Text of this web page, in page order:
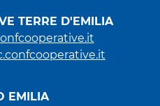
TERRE D'EMILIA
EMILIA